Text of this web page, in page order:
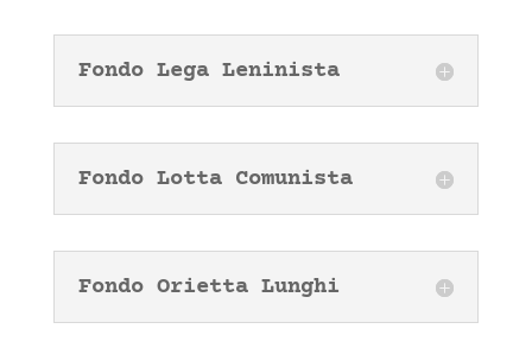
Fondo Lega Leninista
Fondo Lotta Comunista
Fondo Orietta Lunghi